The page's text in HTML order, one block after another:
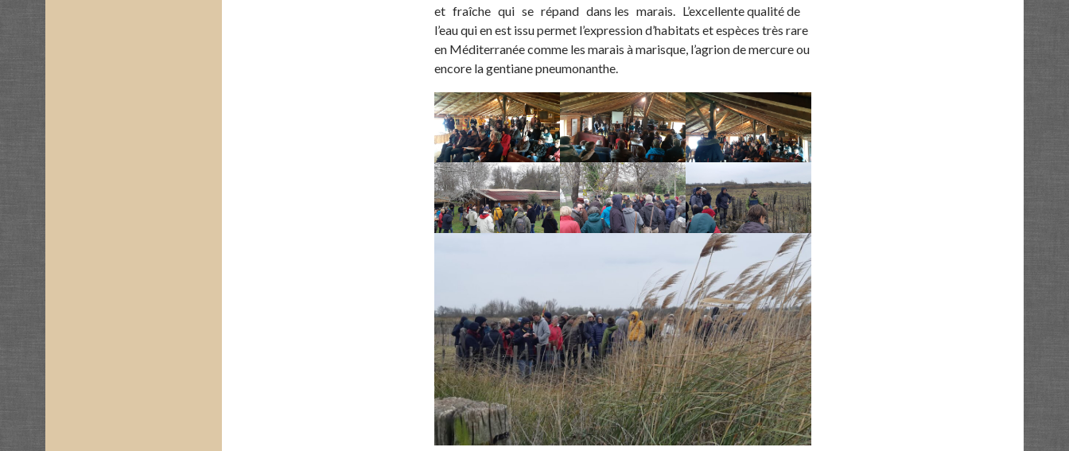
et fraîche qui se répand dans les marais. L’excellente qualité de
l’eau qui en est issu permet l’expression d’habitats et espèces très rare
en Méditerranée comme les marais à marisque, l’agrion de mercure ou
encore la gentiane pneumonanthe.